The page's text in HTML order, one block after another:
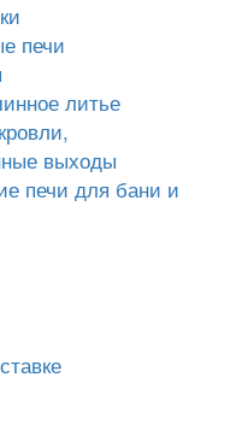
печи
литье
выходы
печи для бани и